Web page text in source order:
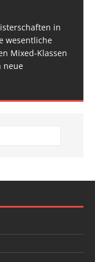
in
wesentliche
Mixed-Klassen
neue
entzerren und
zu geben.
waren
die deutsche
an der Riß
standen die